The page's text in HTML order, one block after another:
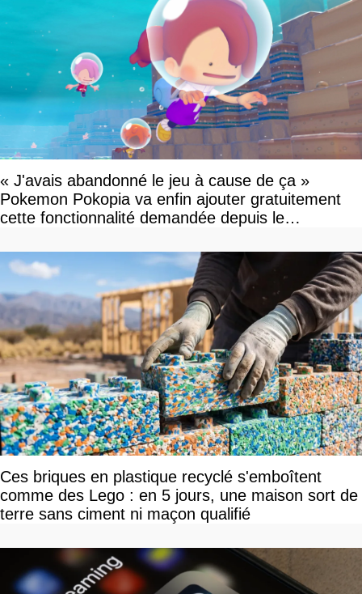
« J'avais abandonné le jeu à cause de ça »
Pokemon Pokopia va enfin ajouter gratuitement
cette fonctionnalité demandée depuis le
Ces briques en plastique recyclé s'emboîtent
comme des Lego : en 5 jours, une maison sort de
terre sans ciment ni maçon qualifié